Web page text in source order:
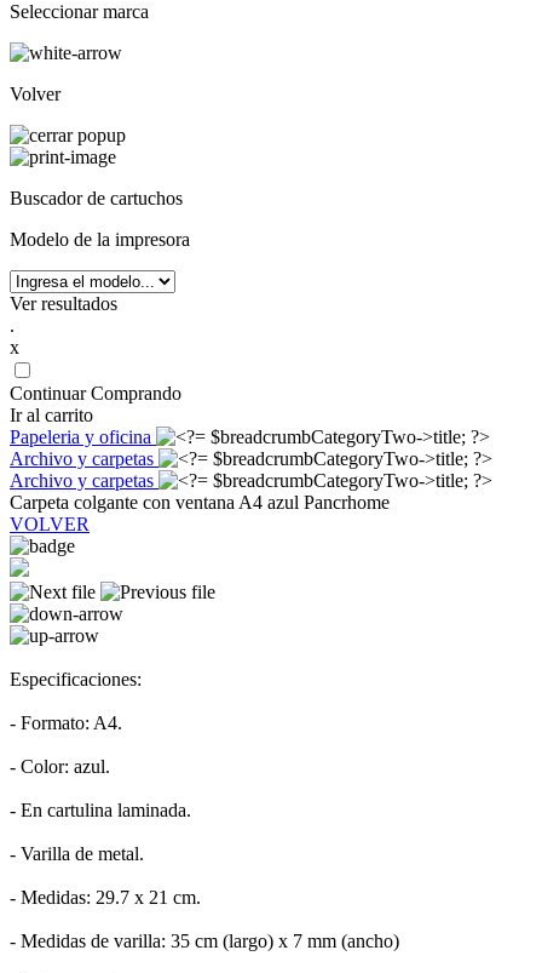
Seleccionar marca
Volver
Buscador de cartuchos
Modelo de la impresora
Ver resultados
.
x
Continuar Comprando
Ir al carrito
Papeleria y oficina
Archivo y carpetas
Archivo y carpetas
Carpeta colgante con ventana A4 azul Pancrhome
VOLVER
Especificaciones:
- Formato: A4.
- Color: azul.
- En cartulina laminada.
- Varilla de metal.
- Medidas: 29.7 x 21 cm.
- Medidas de varilla: 35 cm (largo) x 7 mm (ancho)